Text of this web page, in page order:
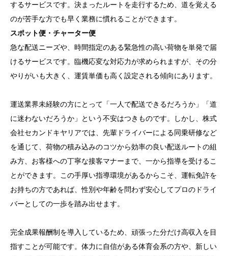
するサービスです。決まったルートを走行するため、道を覚える
のが苦手な方でも早く業務に慣れることができます。
スポット便・チャーター便
急な配送ニーズや、時間指定のある緊急性の高い荷物を単発で届
けるサービスです。臨機応変な対応力が求められますが、その分
やりがいも大きく、運賃単価も高く設定される傾向にあります。
運送業界未経験の方にとって「一人で配送できるだろうか」「道
に迷わないだろうか」という不安はつきものです。しかし、株式
会社セカンドキヤリアでは、先輩ドライバーによる同乗研修など
を通じて、荷物の積み込みのコツから効率の良い配送ルートの組
み方、お客様への丁寧な接客マナーまで、一から指導を受けるこ
とができます。この手厚い指導環境があるからこそ、運転免許を
お持ちの方であれば、性別や年齢を問わず安心してプロのドライ
バーとしての一歩を踏み出せます。
完全成果報酬制を導入しているため、頑張った分だけ高収入を目
指すことが可能です。体力に自信がある体育会系の方や、新しい